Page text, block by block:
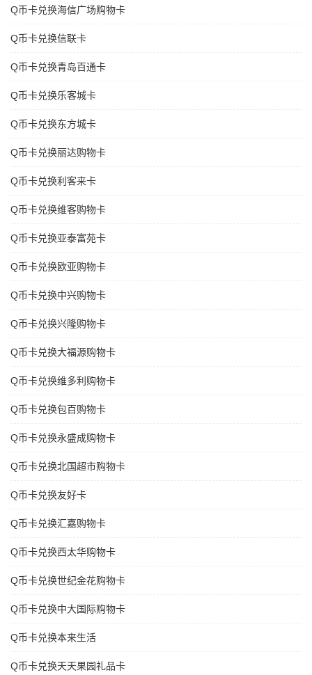
Q币卡兑换海信广场购物卡
Q币卡兑换信联卡
Q币卡兑换青岛百通卡
Q币卡兑换乐客城卡
Q币卡兑换东方城卡
Q币卡兑换丽达购物卡
Q币卡兑换利客来卡
Q币卡兑换维客购物卡
Q币卡兑换亚泰富苑卡
Q币卡兑换欧亚购物卡
Q币卡兑换中兴购物卡
Q币卡兑换兴隆购物卡
Q币卡兑换大福源购物卡
Q币卡兑换维多利购物卡
Q币卡兑换包百购物卡
Q币卡兑换永盛成购物卡
Q币卡兑换北国超市购物卡
Q币卡兑换友好卡
Q币卡兑换汇嘉购物卡
Q币卡兑换西太华购物卡
Q币卡兑换世纪金花购物卡
Q币卡兑换中大国际购物卡
Q币卡兑换本来生活
Q币卡兑换天天果园礼品卡